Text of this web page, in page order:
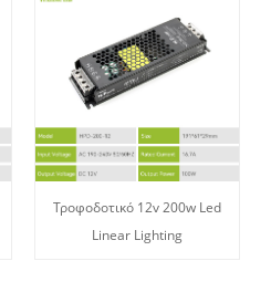
Τροφοδοτικό 12v 200w Led
Linear Lighting